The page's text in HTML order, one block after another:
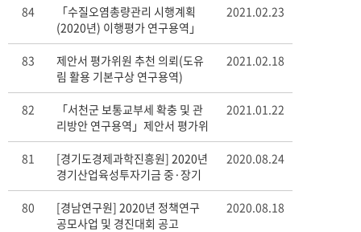
84
「수질오염총량관리 시행계획
(2020년) 이행평가 연구용역」
제안서 평가위원(후보자) 공개모
집
2021.02.23
83
제안서 평가위원 추천 의뢰(도유
림 활용 기본구상 연구용역)
2021.02.18
82
「서천군 보통교부세 확충 및 관
리방안 연구용역」제안서 평가위
원(후보자) 모집 안내
2021.01.22
81
[경기도경제과학진흥원] 2020년
경기산업육성투자기금 중·장기
운용방안 연구용역 입찰공고 알림
2020.08.24
80
[경남연구원] 2020년 정책연구
공모사업 및 경진대회 공고
2020.08.18